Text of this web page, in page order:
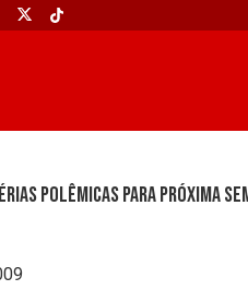
polêmicas para próxima